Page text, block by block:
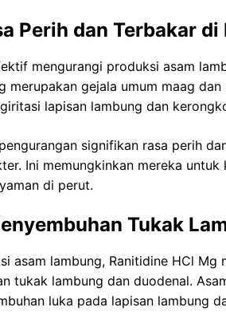
Perih dan Terbakar di
mengurangi produksi asam
gejala umum maag dan
lapisan lambung dan
signifikan rasa perih
Ini memungkinkan mereka
di perut.
Tukak
asam lambung, Ranitidine HCl
tukak lambung dan duodenal.
luka pada lapisan lambung